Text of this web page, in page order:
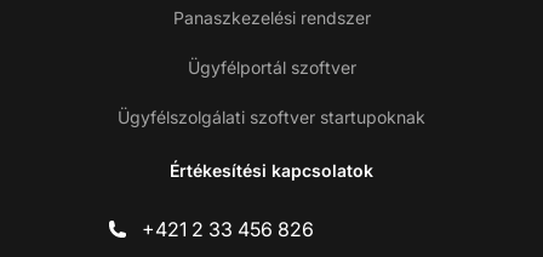
Panaszkezelési rendszer
Ügyfélportál szoftver
Ügyfélszolgálati szoftver startupoknak
Értékesítési kapcsolatok
+421 2 33 456 826